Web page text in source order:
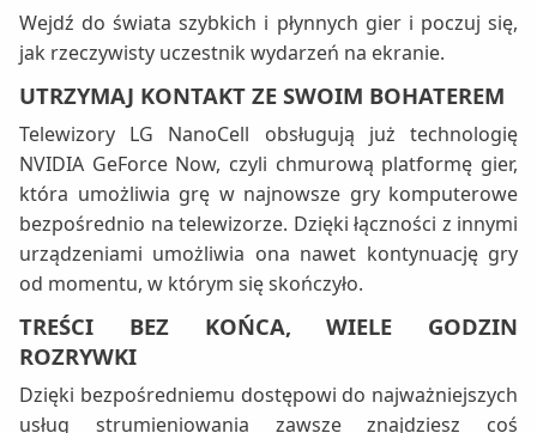
Wejdź do świata szybkich i płynnych gier i poczuj się,
jak rzeczywisty uczestnik wydarzeń na ekranie.
UTRZYMAJ KONTAKT ZE SWOIM BOHATEREM
Telewizory LG NanoCell obsługują już technologię
NVIDIA GeForce Now, czyli chmurową platformę gier,
która umożliwia grę w najnowsze gry komputerowe
bezpośrednio na telewizorze. Dzięki łączności z innymi
urządzeniami umożliwia ona nawet kontynuację gry
od momentu, w którym się skończyło.
TREŚCI BEZ KOŃCA, WIELE GODZIN
ROZRYWKI
Dzięki bezpośredniemu dostępowi do najważniejszych
usług strumieniowania zawsze znajdziesz coś